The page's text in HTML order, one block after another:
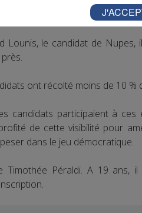
Lounis, le candidat de
ont récolté moins de 10 %
candidats participaient à ces
de cette visibilité pour
dans le jeu démocratique.
Timothée Péraldi. A 19 ans,